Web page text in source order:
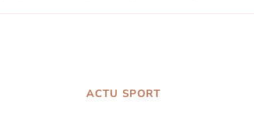
ACTU SPORT